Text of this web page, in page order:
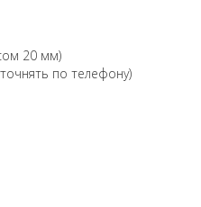
20 мм)
по телефону)